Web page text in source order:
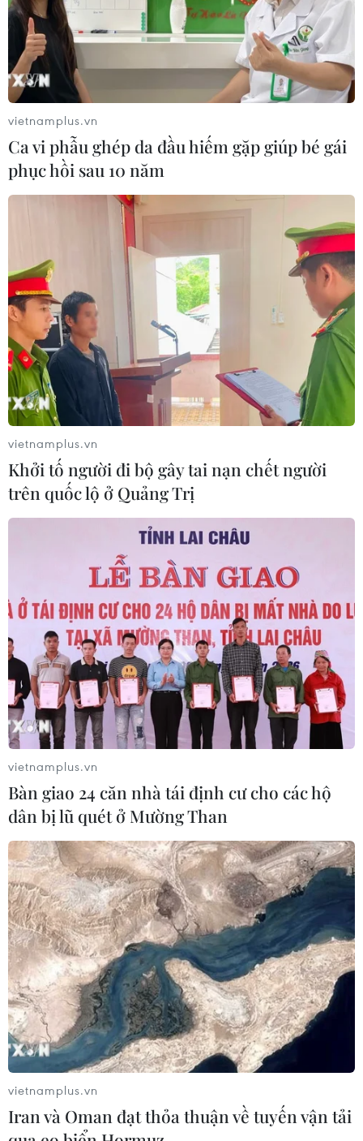
vietnamplus.vn
Ca vi phẫu ghép da đầu hiếm gặp giúp bé gái
phục hồi sau 10 năm
vietnamplus.vn
Khởi tố người đi bộ gây tai nạn chết người
trên quốc lộ ở Quảng Trị
vietnamplus.vn
Bàn giao 24 căn nhà tái định cư cho các hộ
dân bị lũ quét ở Mường Than
vietnamplus.vn
Iran và Oman đạt thỏa thuận về tuyến vận tải